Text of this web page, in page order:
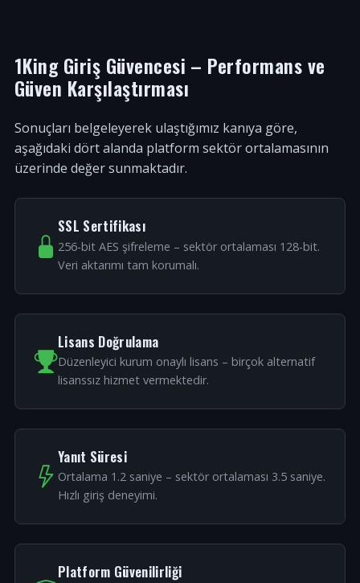
1King Giriş Güvencesi – Performans ve
Güven Karşılaştırması
Sonuçları belgeleyerek ulaştığımız kanıya göre,
aşağıdaki dört alanda platform sektör ortalamasının
üzerinde değer sunmaktadır.
SSL Sertifikası
256-bit AES şifreleme – sektör ortalaması 128-bit.
Veri aktarımı tam korumalı.
Lisans Doğrulama
Düzenleyici kurum onaylı lisans – birçok alternatif
lisanssız hizmet vermektedir.
Yanıt Süresi
Ortalama 1.2 saniye – sektör ortalaması 3.5 saniye.
Hızlı giriş deneyimi.
Platform Güvenilirliği